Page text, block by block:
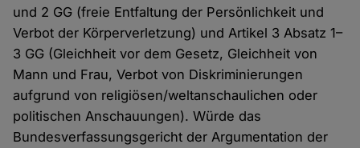
und 2 GG (freie Entfaltung der Persönlichkeit und
Verbot der Körperverletzung) und Artikel 3 Absatz 1–
3 GG (Gleichheit vor dem Gesetz, Gleichheit von
Mann und Frau, Verbot von Diskriminierungen
aufgrund von religiösen/weltanschaulichen oder
politischen Anschauungen). Würde das
Bundesverfassungsgericht der Argumentation der